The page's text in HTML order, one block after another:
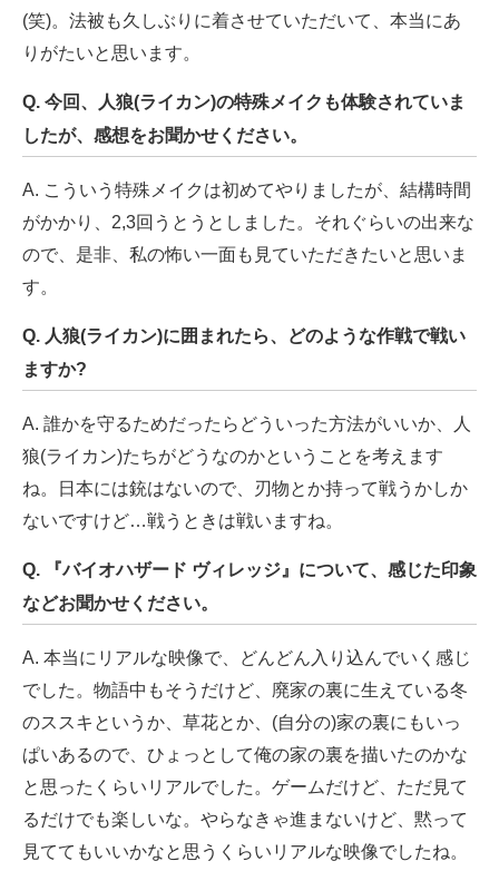
(笑)。法被も久しぶりに着させていただいて、本当にあ
りがたいと思います。
Q. 今回、人狼(ライカン)の特殊メイクも体験されていま
したが、感想をお聞かせください。
A. こういう特殊メイクは初めてやりましたが、結構時間
がかかり、2,3回うとうとしました。それぐらいの出来な
ので、是非、私の怖い一面も見ていただきたいと思いま
す。
Q. 人狼(ライカン)に囲まれたら、どのような作戦で戦い
ますか?
A. 誰かを守るためだったらどういった方法がいいか、人
狼(ライカン)たちがどうなのかということを考えます
ね。日本には銃はないので、刃物とか持って戦うかしか
ないですけど…戦うときは戦いますね。
Q. 『バイオハザード ヴィレッジ』について、感じた印象
などお聞かせください。
A. 本当にリアルな映像で、どんどん入り込んでいく感じ
でした。物語中もそうだけど、廃家の裏に生えている冬
のススキというか、草花とか、(自分の)家の裏にもいっ
ぱいあるので、ひょっとして俺の家の裏を描いたのかな
と思ったくらいリアルでした。ゲームだけど、ただ見て
るだけでも楽しいな。やらなきゃ進まないけど、黙って
見ててもいいかなと思うくらいリアルな映像でしたね。